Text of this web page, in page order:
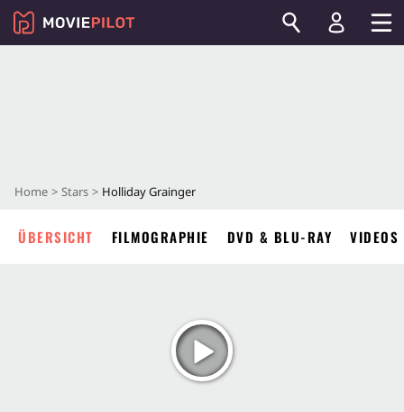
Home Stars Holliday Grainger
ÜBERSICHT FILMOGRAPHIE DVD & BLU-RAY VIDEOS